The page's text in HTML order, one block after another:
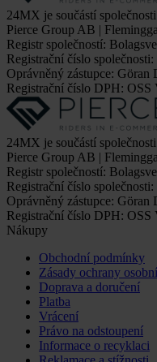
24MX je součástí
Pierce Group AB |
Registr společností:
Registrační číslo
Oprávněný zástupce: Göran
Registrační číslo DPH:
24MX je součástí
Pierce Group AB |
Registr společností:
Registrační číslo
Oprávněný zástupce: Göran
Registrační číslo DPH:
Nákupy
Obchodní podmínky
Zásady ochrany
Doprava a doručení
Platba
Vrácení
Právo na odstoupení
Informace o recyklaci